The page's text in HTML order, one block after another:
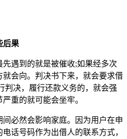
后果
遇到的就是被催收;如果经多次
会向。判决书下来，就会要求借
判决，履行还款义务的，就会强
重的就可能会坐牢。
必然会影响家庭。因为用户在申
话号码作为出借人的联系方式，